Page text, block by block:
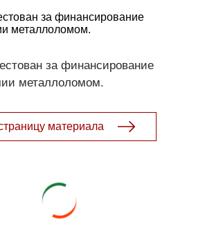
за финансирование
металлоломом.
за финансирование
металлоломом.
материала